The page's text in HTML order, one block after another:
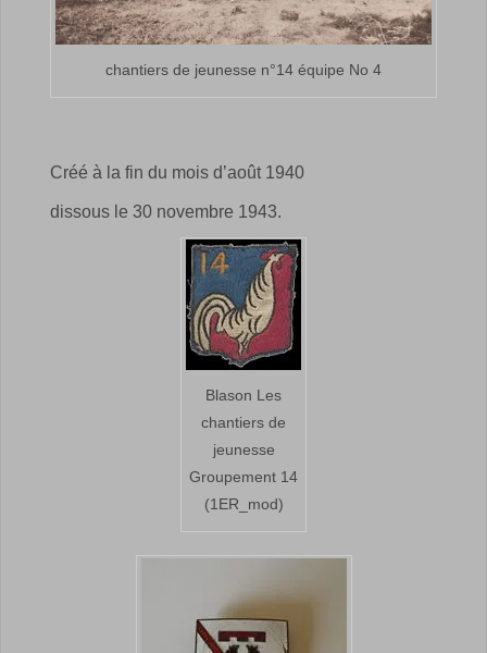
chantiers de jeunesse n°14 équipe No 4
Créé à la fin du mois d’août 1940
dissous le 30 novembre 1943.
Blason Les
chantiers de
jeunesse
Groupement 14
(1ER_mod)